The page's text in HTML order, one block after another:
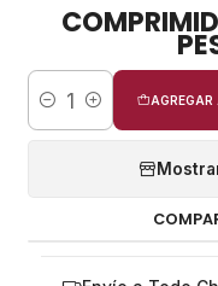
Cantidad
AGREGAR